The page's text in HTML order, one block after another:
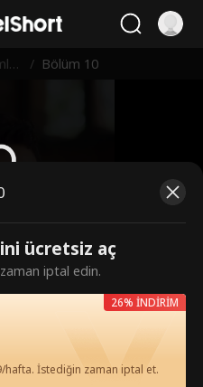
/ Bölüm 10
İzlemek
açın.
ücretsiz aç
iptal edin.
hafta. İstediğin zaman iptal et.
26% İNDİRİM